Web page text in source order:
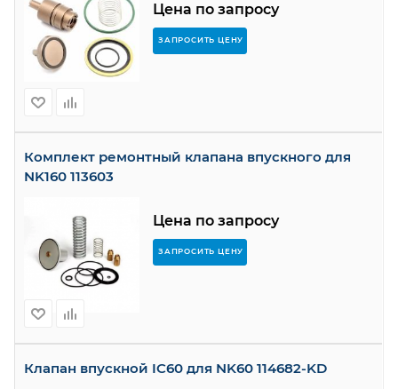
Цена по запросу
ЗАПРОСИТЬ ЦЕНУ
Комплект ремонтный клапана впускного для
NK160 113603
Цена по запросу
ЗАПРОСИТЬ ЦЕНУ
Клапан впускной IC60 для NK60 114682-KD